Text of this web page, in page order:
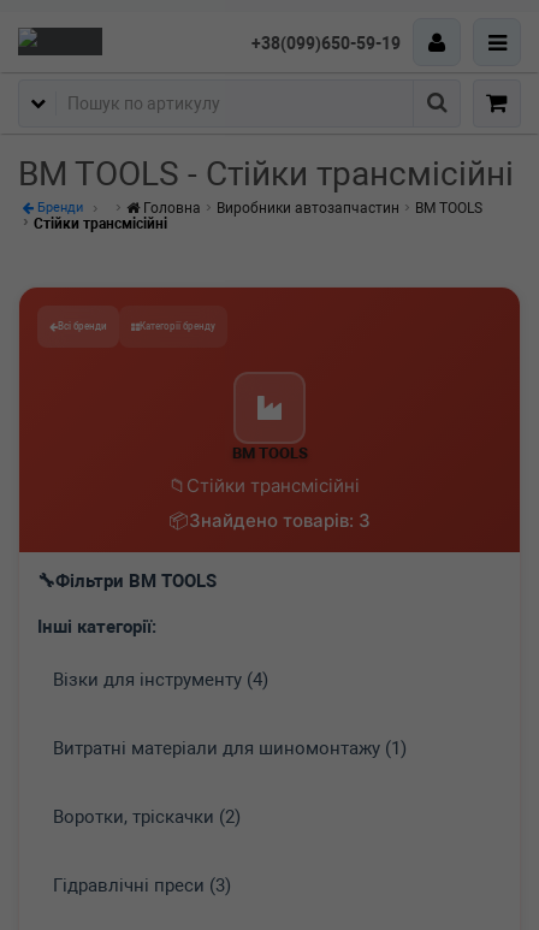
+38(099)650-59-19
Пошук
BM TOOLS - Стійки трансмісійні
Бренди Головна Виробники автозапчастин
BM TOOLS
Стійки трансмісійні
Всі бренди Категорії бренду
BM TOOLS
Стійки трансмісійні
Знайдено товарів: 3
Фільтри BM TOOLS
Інші категорії:
Візки для інструменту (4)
Витратні матеріали для шиномонтажу (1)
Воротки, тріскачки (2)
Гідравлічні преси (3)